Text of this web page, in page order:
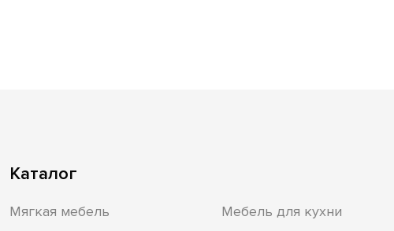
Каталог
Мягкая мебель
Мебель для кухни